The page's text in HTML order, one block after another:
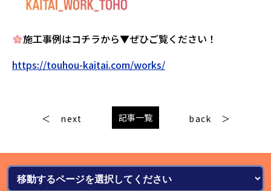
施工事例はコチラから▼ぜひご覧ください！
https://touhou-kaitai.com/works/
next 記事一覧 back